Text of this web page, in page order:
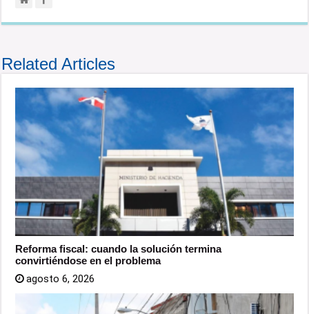
Related Articles
Reforma fiscal: cuando la solución termina
convirtiéndose en el problema
agosto 6, 2026